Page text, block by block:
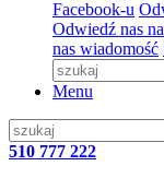
Facebook-u
Odwiedź nas
nas wiadomość
Menu
510 777 222